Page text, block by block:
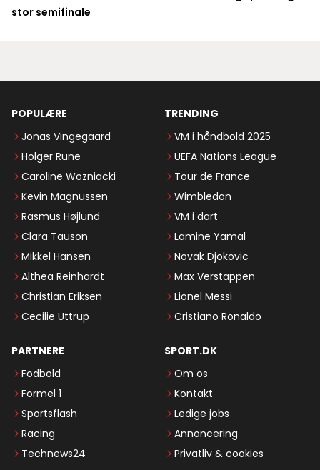
stor semifinale
POPULÆRE
Jonas Vingegaard
Holger Rune
Caroline Wozniacki
Kevin Magnussen
Rasmus Højlund
Clara Tauson
Mikkel Hansen
Althea Reinhardt
Christian Eriksen
Cecilie Uttrup
TRENDING
VM i håndbold 2025
UEFA Nations League
Tour de France
Wimbledon
VM i dart
Lamine Yamal
Novak Djokovic
Max Verstappen
Lionel Messi
Cristiano Ronaldo
PARTNERE
Fodbold
Formel 1
Sportsflash
Racing
Technews24
SPORT.DK
Om os
Kontakt
Ledige jobs
Annoncering
Privatliv & cookies